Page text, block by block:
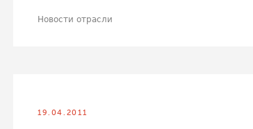
Новости отрасли
19.04.2011